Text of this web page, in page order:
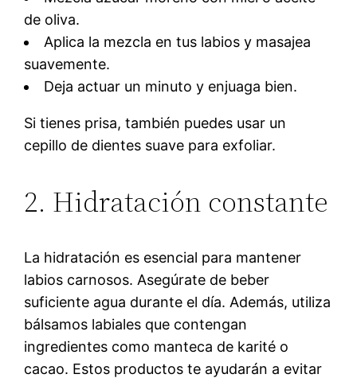
de oliva.
Aplica la mezcla en tus labios y masajea
suavemente.
Deja actuar un minuto y enjuaga bien.
Si tienes prisa, también puedes usar un
cepillo de dientes suave para exfoliar.
2. Hidratación constante
La hidratación es esencial para mantener
labios carnosos. Asegúrate de beber
suficiente agua durante el día. Además, utiliza
bálsamos labiales que contengan
ingredientes como manteca de karité o
cacao. Estos productos te ayudarán a evitar